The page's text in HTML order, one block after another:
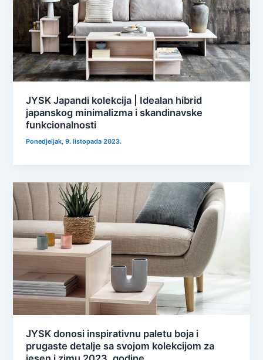
JYSK Japandi kolekcija | Idealan hibrid
japanskog minimalizma i skandinavske
funkcionalnosti
Ponedjeljak, 9. listopada 2023.
JYSK donosi inspirativnu paletu boja i
prugaste detalje sa svojom kolekcijom za